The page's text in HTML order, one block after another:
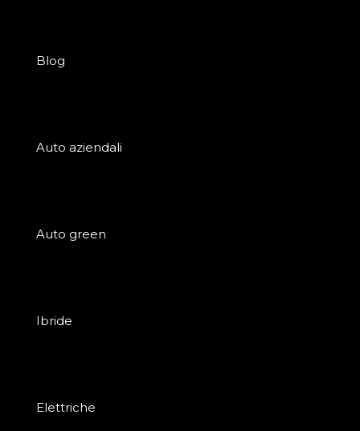
Blog
Auto aziendali
Auto green
Ibride
Elettriche